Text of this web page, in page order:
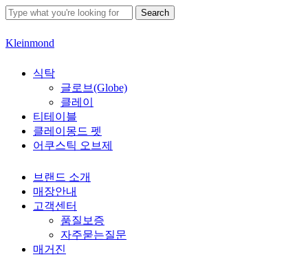
Skip
to
content
Search
Close
Kleinmond
search
Menu
식탁
글로브(Globe)
클레이
티테이블
클레이몽드 펫
어쿠스틱 오브제
브랜드 소개
매장안내
고객센터
품질보증
자주묻는질문
매거진